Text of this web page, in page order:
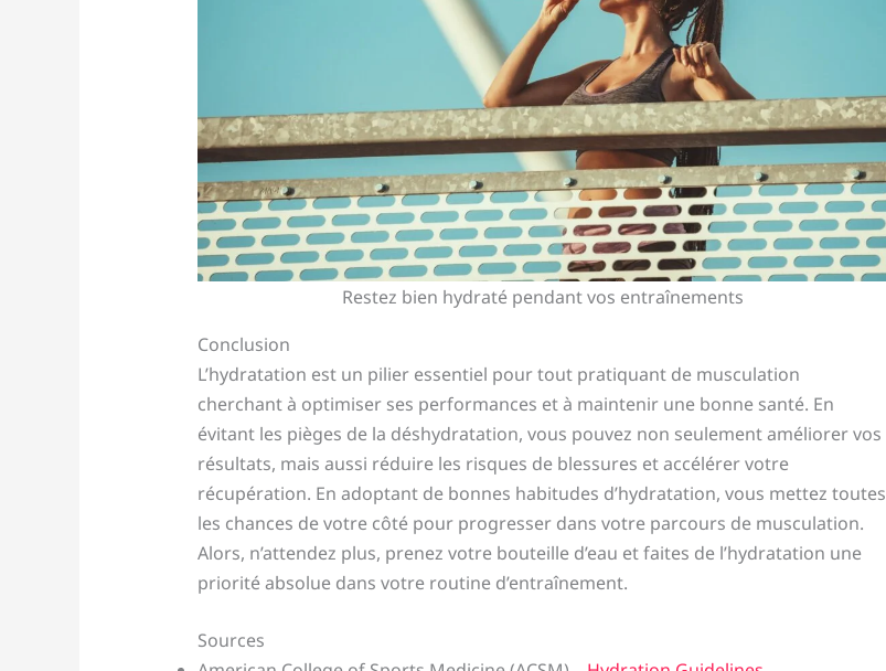
Restez bien hydraté pendant vos entraînements
Conclusion
L’hydratation est un pilier essentiel pour tout pratiquant de musculation
cherchant à optimiser ses performances et à maintenir une bonne santé. En
évitant les pièges de la déshydratation, vous pouvez non seulement améliorer vos
résultats, mais aussi réduire les risques de blessures et accélérer votre
récupération. En adoptant de bonnes habitudes d’hydratation, vous mettez toutes
les chances de votre côté pour progresser dans votre parcours de musculation.
Alors, n’attendez plus, prenez votre bouteille d’eau et faites de l’hydratation une
priorité absolue dans votre routine d’entraînement.
Sources